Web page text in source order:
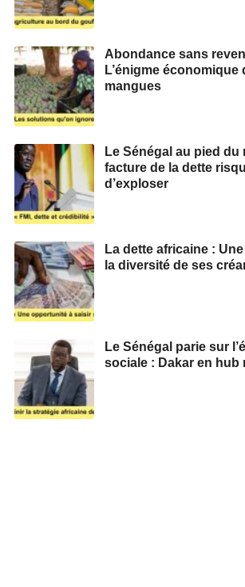
Abondance sans
L’énigme économique
mangues
Le Sénégal au pied du
facture de la dette
d’exploser
La dette africaine :
la diversité de ses
Le Sénégal parie sur
sociale : Dakar en hub